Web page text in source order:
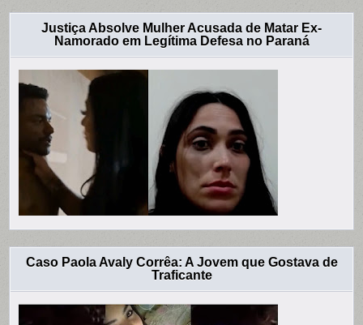
Justiça Absolve Mulher Acusada de Matar Ex-
Namorado em Legítima Defesa no Paraná
Caso Paola Avaly Corrêa: A Jovem que Gostava de
Traficante